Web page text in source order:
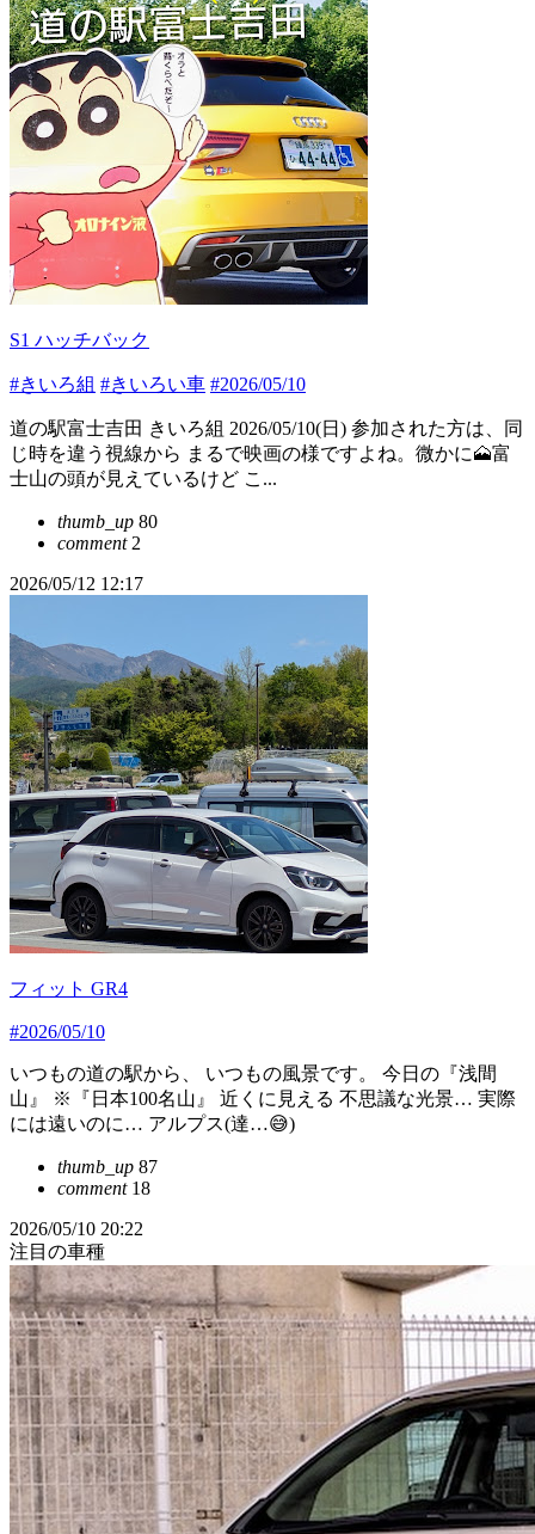
S1 ハッチバック
#きいろ組 #きいろい車 #2026/05/10
道の駅富士吉田 きいろ組 2026/05/10(日) 参加された方は、同
じ時を違う視線から まるで映画の様ですよね。微かに🗻富
士山の頭が見えているけど こ...
thumb_up 80
comment2
2026/05/12 12:17
フィット GR4
#2026/05/10
いつもの道の駅から、 いつもの風景です。 今日の『浅間
山』 ※『日本100名山』 近くに見える 不思議な光景… 実際
には遠いのに… アルプス(達…😅)
thumb_up 87
comment18
2026/05/10 20:22
注目の車種